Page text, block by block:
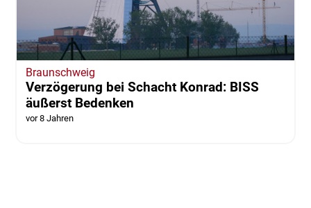
Braunschweig
Verzögerung bei Schacht Konrad: BISS
äußerst Bedenken
vor 8 Jahren